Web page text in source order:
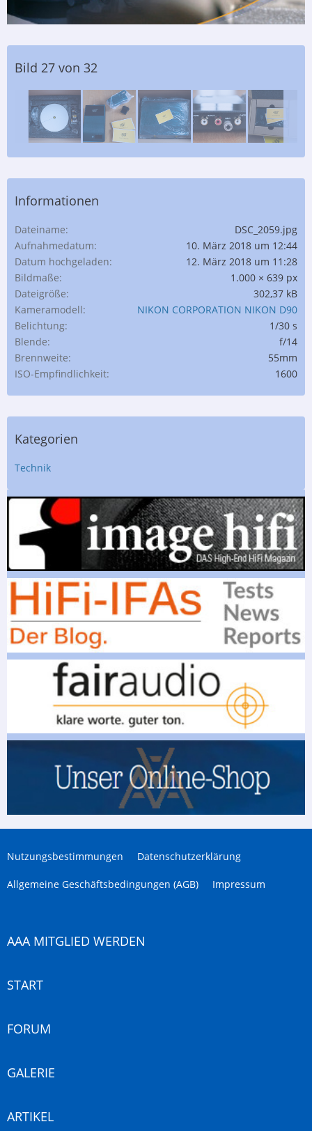
Bild 27 von 32
Informationen
Dateiname
DSC_2059.jpg
Aufnahmedatum
10. März 2018 um 12:44
Datum hochgeladen
12. März 2018 um 11:28
Bildmaße
1.000 × 639 px
Dateigröße
302,37 kB
Kameramodell
NIKON CORPORATION NIKON D90
Belichtung
1/30 s
Blende
f/14
Brennweite
55mm
ISO-Empfindlichkeit
1600
Kategorien
Technik
Nutzungsbestimmungen Datenschutzerklärung
Allgemeine Geschäftsbedingungen (AGB) Impressum
AAA MITGLIED WERDEN
START
FORUM
GALERIE
ARTIKEL